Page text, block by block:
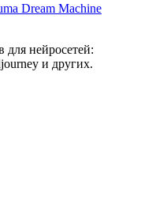
Dream Machine
для нейросетей:
и других.